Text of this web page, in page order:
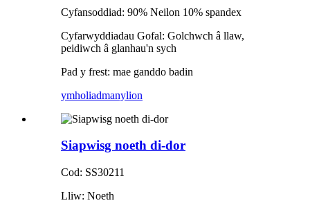
Cyfansoddiad: 90% Neilon 10% spandex
Cyfarwyddiadau Gofal: Golchwch â llaw,
peidiwch â glanhau'n sych
Pad y frest: mae ganddo badin
ymholiadmanylion
Siapwisg noeth di-dor
Cod: SS30211
Lliw: Noeth